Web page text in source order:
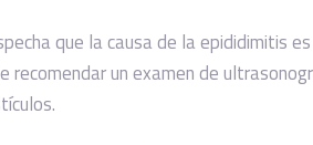
que la causa de la epididimitis
recomendar un examen de